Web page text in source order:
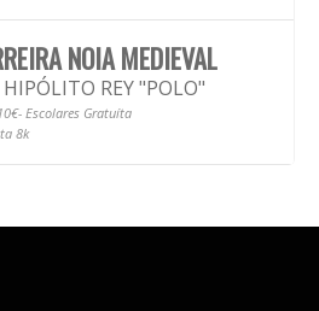
NOIA MEDIEVAL
REY "POLO"
Escolares Gratuíta
8k